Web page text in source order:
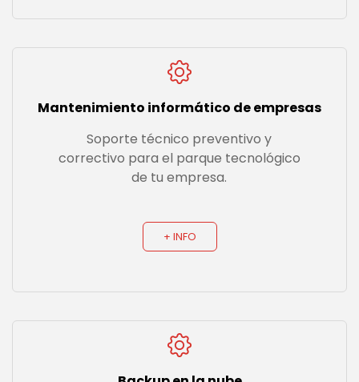
Mantenimiento informático de empresas
Soporte técnico preventivo y
correctivo para el parque tecnológico
de tu empresa.
+ INFO